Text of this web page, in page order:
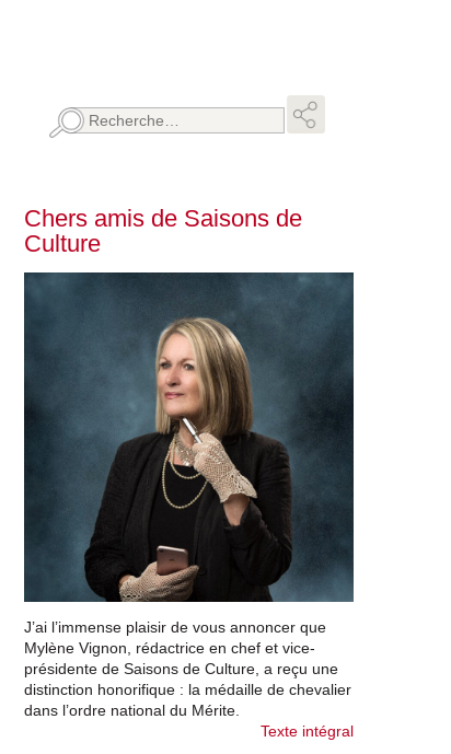
Rechercher :
Chers amis de Saisons de
Culture
J’ai l’immense plaisir de vous annoncer que
Mylène Vignon, rédactrice en chef et vice-
présidente de Saisons de Culture, a reçu une
distinction honorifique : la médaille de chevalier
dans l’ordre national du Mérite.
Texte intégral